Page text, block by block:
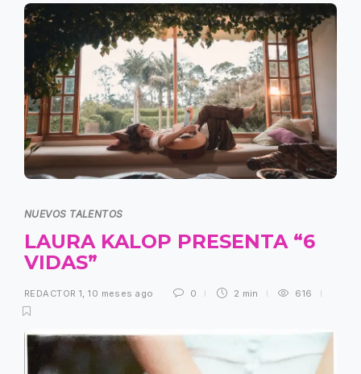
NUEVOS TALENTOS
LAURA KALOP PRESENTA “6
VIDAS”
REDACTOR 1,10 meses ago 0 2 min 616